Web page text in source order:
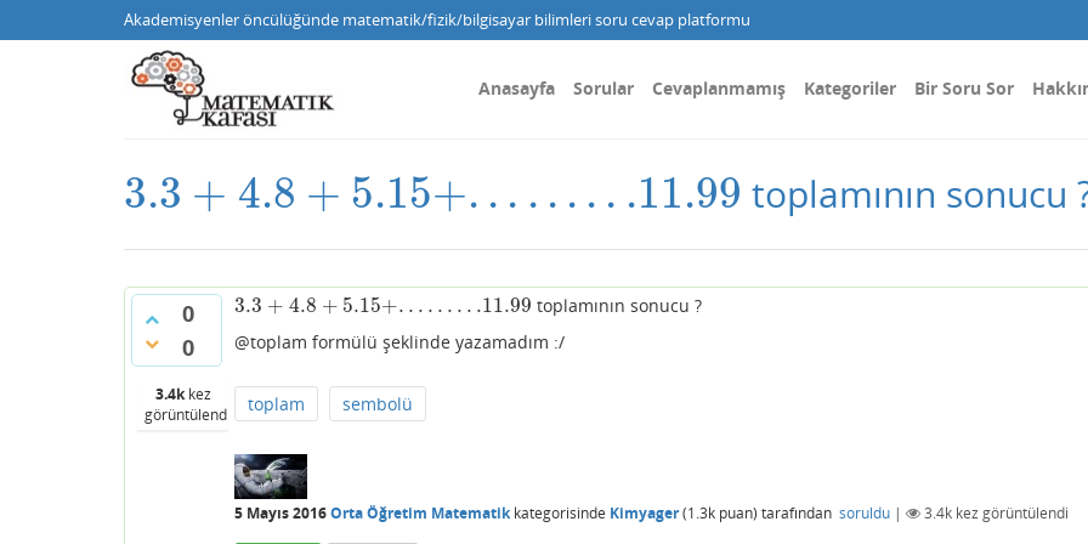
Akademisyenler öncülüğünde matematik/fizik/bilgisayar bilimleri soru cevap platformu
Anasayfa Sorular Cevaplanmamış Kategoriler Bir Soru Sor
3.3 + 4.8 + 5.15+. . . . . . . . .11.99
3.3+4.8+5.15 +.........11 .99 toplamının sonucu
0
0
3.4kkez
görüntülendi
3.3 + 4.8 + 5.15+. . . . . . . . .11.99
3.3+ 4.8+5.15+.........11 .99
toplamının sonucu ?
@toplam formülü şeklinde yazamadım :/
toplam sembolü
5 Mayıs 2016Orta Öğretim Matematikkategorisinde Kimyager(1.3k puan) tarafından soruldu | 3.4k kez görüntülendi